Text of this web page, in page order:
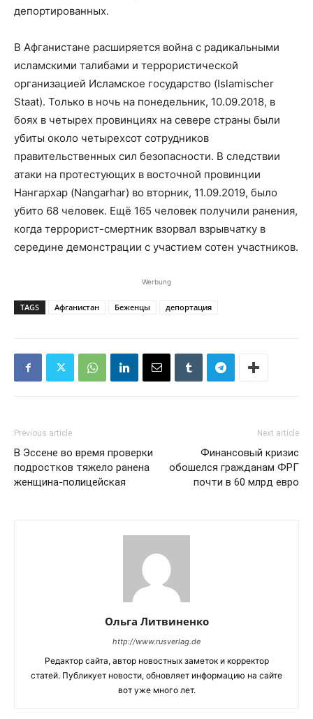
депортированных.
В Афганистане расширяется война с радикальными
исламскими талибами и террористической
организацией Исламское государство (Islamischer
Staat). Только в ночь на понедельник, 10.09.2018, в
боях в четырех провинциях на севере страны были
убиты около четырехсот сотрудников
правительственных сил безопасности. В следствии
атаки на протестующих в восточной провинции
Нангархар (Nangarhar) во вторник, 11.09.2019, было
убито 68 человек. Ещё 165 человек получили ранения,
когда террорист-смертник взорвал взрывчатку в
середине демонстрации с участием сотен участников.
Werbung
TAGS Афганистан Беженцы депортация
Previous article
В Эссене во время проверки
подростков тяжело ранена
женщина-полицейская
Next article
Финансовый кризис
обошелся гражданам ФРГ
почти в 60 млрд евро
Ольга Литвиненко
http://www.rusverlag.de
Редактор сайта, автор новостных заметок и корректор
статей. Публикует новости, обновляет информацию на сайте
вот уже много лет.